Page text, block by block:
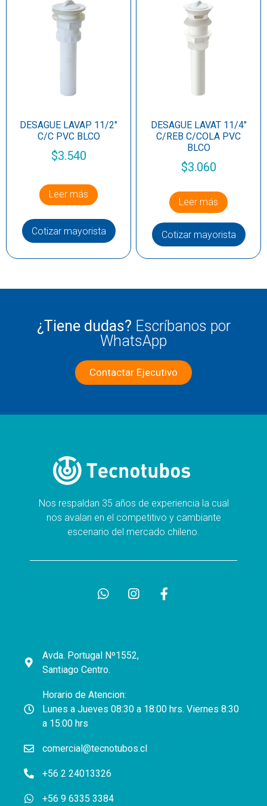
DESAGUE LAVAP 11/2″
C/C PVC BLCO
$3.540
Leer más
Cotizar mayorista
DESAGUE LAVAT 11/4″
C/REB C/COLA PVC
BLCO
$3.060
Leer más
Cotizar mayorista
¿Tiene dudas? Escríbanos por
WhatsApp
Contactar Ejecutivo
Nos respaldan 35 años de experiencia la cual
nos avalan en el competitivo y cambiante
escenario del mercado chileno.
Avda. Portugal Nº1552,
Santiago Centro.
Horario de Atencion:
Lunes a Jueves 08:30 a 18:00 hrs. Viernes 8:30
a 15:00 hrs
comercial@tecnotubos.cl
+56 2 24013326
+56 9 6335 3384